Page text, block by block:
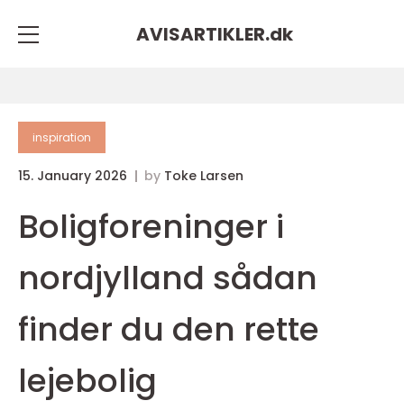
AVISARTIKLER.dk
inspiration
15. January 2026 by Toke Larsen
Boligforeninger i
nordjylland sådan
finder du den rette
lejebolig